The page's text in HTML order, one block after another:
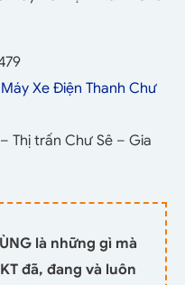
Xe Điện Thanh Chư
Thị trấn Chư Sê – Gia
là những gì mà
đã, đang và luôn